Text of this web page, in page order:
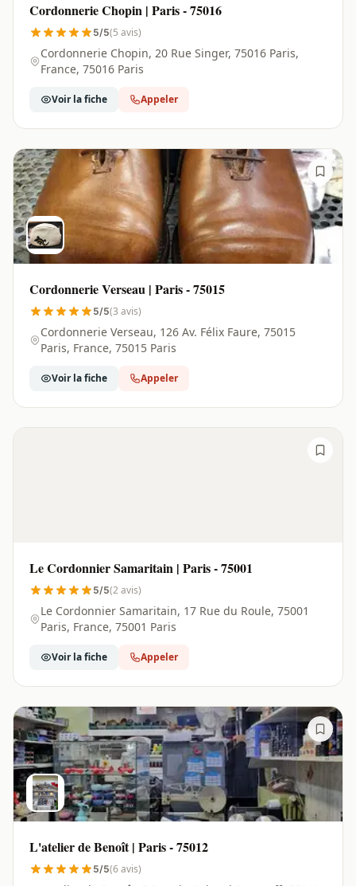
Cordonnerie Chopin | Paris - 75016
5/5(5 avis)
Cordonnerie Chopin, 20 Rue Singer, 75016 Paris,
France, 75016 Paris
Voir la fiche Appeler
Cordonnerie Verseau | Paris - 75015
5/5(3 avis)
Cordonnerie Verseau, 126 Av. Félix Faure, 75015
Paris, France, 75015 Paris
Voir la fiche Appeler
Le Cordonnier Samaritain | Paris - 75001
5/5(2 avis)
Le Cordonnier Samaritain, 17 Rue du Roule, 75001
Paris, France, 75001 Paris
Voir la fiche Appeler
L'atelier de Benoît | Paris - 75012
5/5(6 avis)